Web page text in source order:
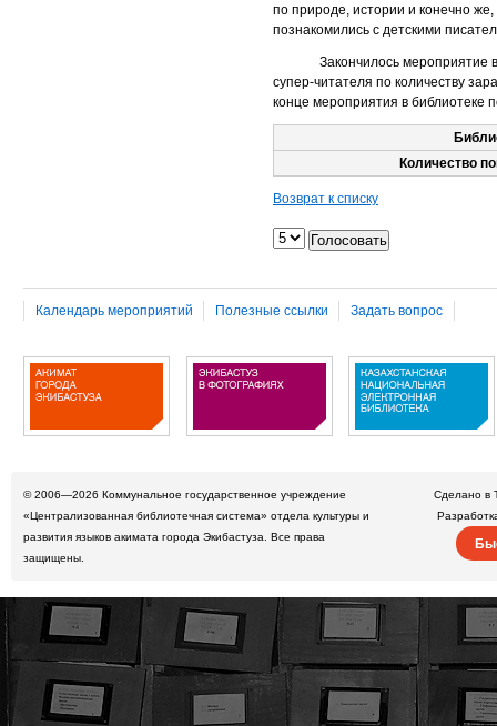
по природе, истории и конечно
познакомились с детскими
Закончилось мероприятие
супер-читателя по количеству
конце мероприятия в библиотеке
Количество
Возврат к списку
Календарь мероприятий Полезные ссылки Задать вопрос
© 2006—2026 Коммунальное государственное учреждение
«Централизованная библиотечная система» отдела культуры и
развития языков акимата города Экибастуза. Все права
защищены.
Сделано в